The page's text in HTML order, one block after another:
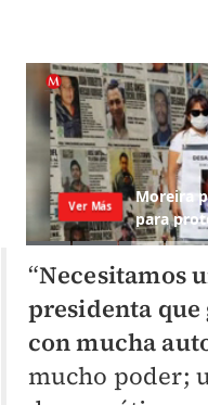
“Necesitamos
presidenta
con mucha
mucho poder;